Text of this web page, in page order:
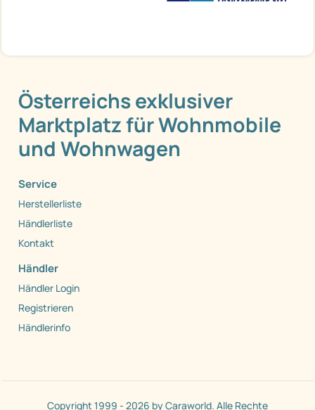
Österreichs exklusiver
Marktplatz für Wohnmobile
und Wohnwagen
Service
Herstellerliste
Händlerliste
Kontakt
Händler
Händler Login
Registrieren
Händlerinfo
Copyright 1999 - 2026 by Caraworld. Alle Rechte